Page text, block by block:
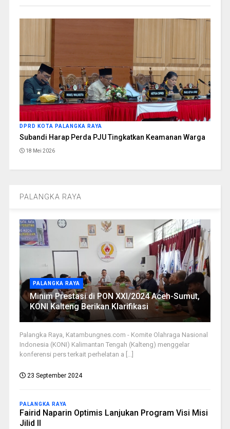
DPRD KOTA PALANGKA RAYA
Subandi Harap Perda PJU Tingkatkan Keamanan Warga
18 Mei 2026
PALANGKA RAYA
PALANGKA RAYA
Minim Prestasi di PON XXI/2024 Aceh-Sumut,
KONI Kalteng Berikan Klarifikasi
Palangka Raya, Katambungnes.com - Komite Olahraga Nasional
Indonesia (KONI) Kalimantan Tengah (Kalteng) menggelar
konferensi pers terkait perhelatan a [...]
23 September 2024
PALANGKA RAYA
Fairid Naparin Optimis Lanjukan Program Visi Misi
Jilid II